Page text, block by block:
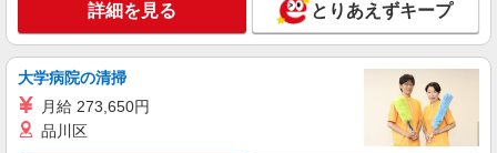
詳細を見る とりあえずキープ
大学病院の清掃
月給 273,650円
品川区